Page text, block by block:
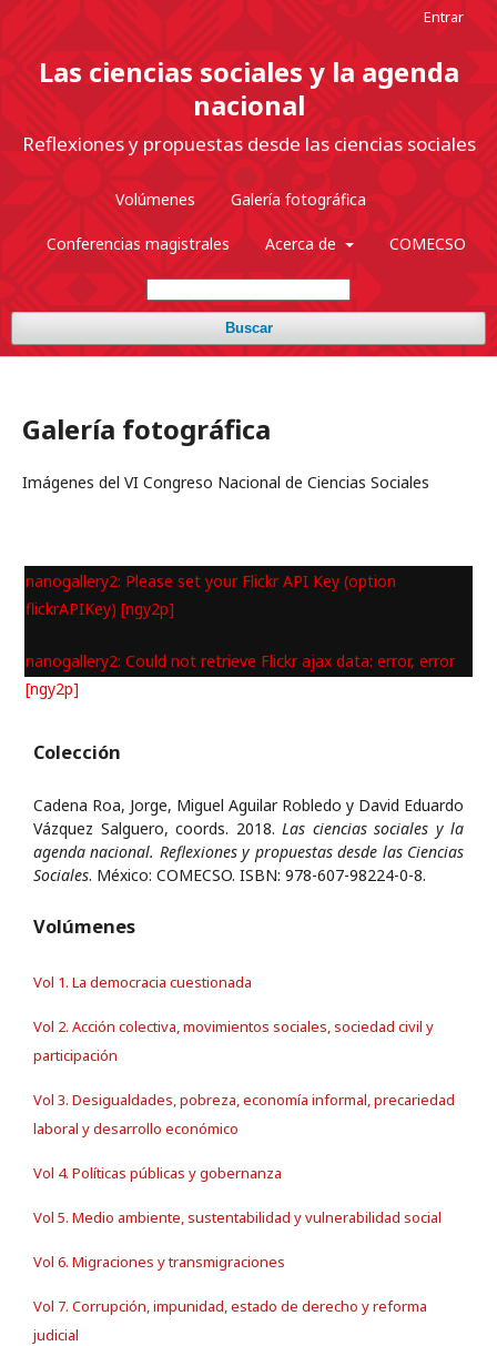
Las ciencias sociales y la agenda
nacional
Reflexiones y propuestas desde las ciencias sociales
Volúmenes Galería fotográfica
Conferencias magistrales Acerca de COMECSO
Buscar
Entrar
Galería fotográfica
Imágenes del VI Congreso Nacional de Ciencias Sociales
nanogallery2: Please set your Flickr API Key (option
flickrAPIKey) [ngy2p]
nanogallery2: Could not retrieve Flickr ajax data: error, error
[ngy2p]
Colección
Cadena Roa, Jorge, Miguel Aguilar Robledo y David Eduardo
Vázquez Salguero, coords. 2018. Las ciencias sociales y la
agenda nacional. Reflexiones y propuestas desde las Ciencias
Sociales. México: COMECSO. ISBN: 978-607-98224-0-8.
Volúmenes
Vol 1. La democracia cuestionada
Vol 2. Acción colectiva, movimientos sociales, sociedad civil y
participación
Vol 3. Desigualdades, pobreza, economía informal, precariedad
laboral y desarrollo económico
Vol 4. Políticas públicas y gobernanza
Vol 5. Medio ambiente, sustentabilidad y vulnerabilidad social
Vol 6. Migraciones y transmigraciones
Vol 7. Corrupción, impunidad, estado de derecho y reforma
judicial